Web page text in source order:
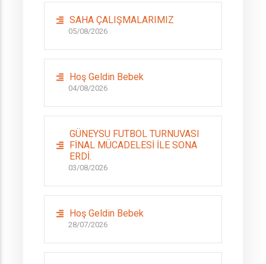
SAHA ÇALIŞMALARIMIZ
05/08/2026
Hoş Geldin Bebek
04/08/2026
GÜNEYSU FUTBOL TURNUVASI
FİNAL MÜCADELESİ İLE SONA
ERDİ.
03/08/2026
Hoş Geldin Bebek
28/07/2026